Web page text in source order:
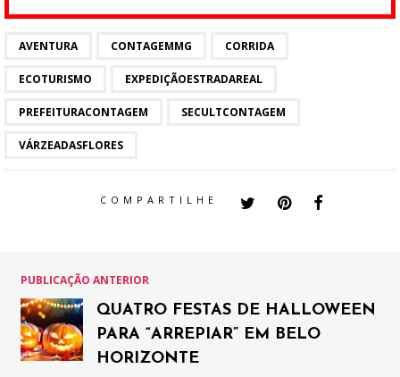
AVENTURA CONTAGEMMG CORRIDA
ECOTURISMO EXPEDIÇÃOESTRADAREAL
PREFEITURACONTAGEM SECULTCONTAGEM
VÁRZEADASFLORES
COMPARTILHE
PUBLICAÇÃO ANTERIOR
QUATRO FESTAS DE HALLOWEEN
PARA “ARREPIAR” EM BELO
HORIZONTE